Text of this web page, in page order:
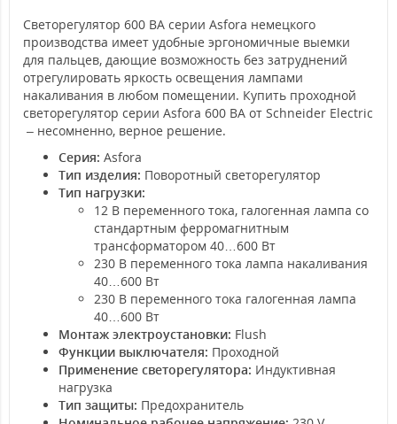
Светорегулятор 600 ВА серии Asfora немецкого
производства имеет удобные эргономичные выемки
для пальцев, дающие возможность без затруднений
отрегулировать яркость освещения лампами
накаливания в любом помещении. Купить проходной
светорегулятор серии Asfora 600 ВА от Schneider Electric
– несомненно, верное решение.
Серия: Asfora
Тип изделия: Поворотный светорегулятор
Тип нагрузки:
12 В переменного тока, галогенная лампа со
стандартным ферромагнитным
трансформатором 40…600 Вт
230 В переменного тока лампа накаливания
40…600 Вт
230 В переменного тока галогенная лампа
40…600 Вт
Монтаж электроустановки: Flush
Функции выключателя: Проходной
Применение светорегулятора: Индуктивная
нагрузка
Тип защиты: Предохранитель